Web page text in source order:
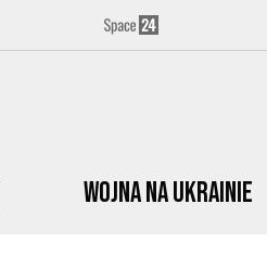
Wojna na Ukrainie